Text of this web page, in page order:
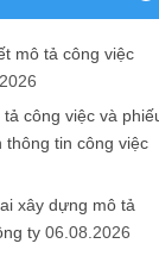
mô tả công việc
công việc và
thông tin công việc
xây dựng mô tả
ty 06.08.2026